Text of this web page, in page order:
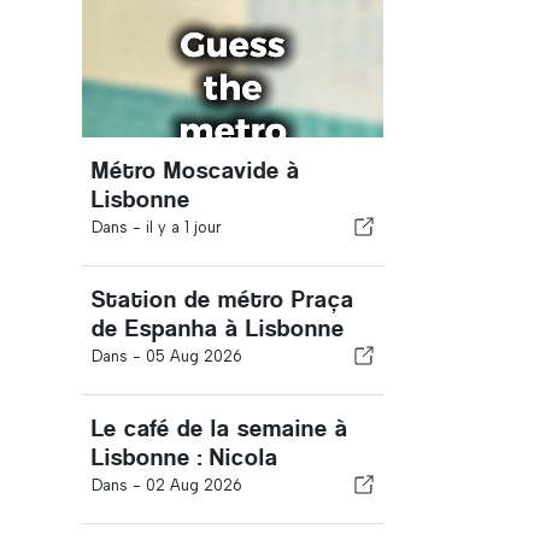
Métro Moscavide à
Lisbonne
Dans - il y a 1 jour
Station de métro Praça
de Espanha à Lisbonne
Dans - 05 Aug 2026
Le café de la semaine à
Lisbonne : Nicola
Dans - 02 Aug 2026